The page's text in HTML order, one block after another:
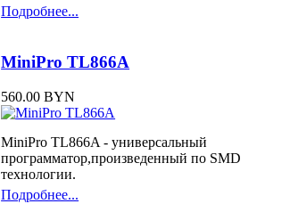
Подробнее...
MiniPro TL866A
560.00 BYN
MiniPro TL866A - универсальный
программатор,произведенный по SMD
технологии.
Подробнее...